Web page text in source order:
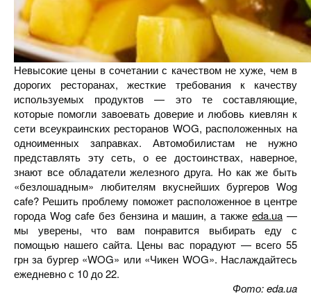
Невысокие цены в сочетании с качеством не хуже, чем в
дорогих ресторанах, жесткие требования к качеству
используемых продуктов — это те составляющие,
которые помогли завоевать доверие и любовь киевлян к
сети всеукраинских ресторанов WOG, расположенных на
одноименных заправках. Автомобилистам не нужно
представлять эту сеть, о ее достоинствах, наверное,
знают все обладатели железного друга. Но как же быть
«безлошадным» любителям вкуснейших бургеров Wоg
cafe? Решить проблему поможет расположенное в центре
города Wog cafe без бензина и машин, а такжеeda.ua —
мы уверены, что вам понравится выбирать еду с
помощью нашего сайта. Цены вас порадуют — всего 55
грн за бургер «WOG» или «Чикен WOG». Наслаждайтесь
ежедневно с 10 до 22.
Фото: eda.ua